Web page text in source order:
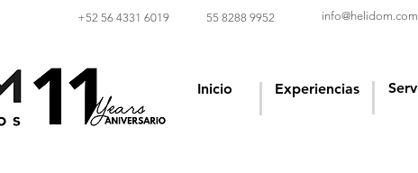
info@helidom.com
‪+52 56 4331 6019‬ 55 8288 9952
Experiencias
Inicio